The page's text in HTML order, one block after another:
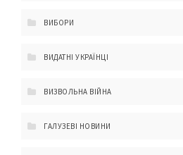
ВИБОРИ
ВИДАТНІ УКРАЇНЦІ
ВИЗВОЛЬНА ВІЙНА
ГАЛУЗЕВІ НОВИНИ